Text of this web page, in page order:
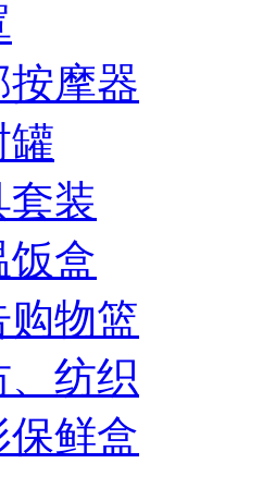
按摩器
罐
装
饭盒
购物篮
、纺织
保鲜盒